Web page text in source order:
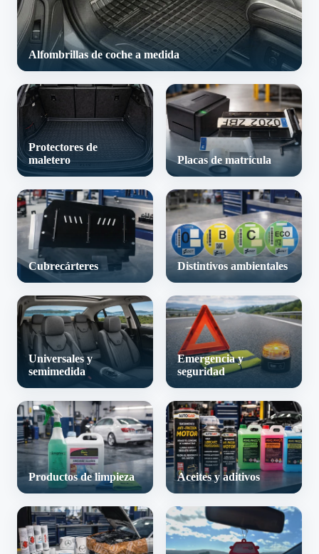
Alfombrillas de coche a medida
Protectores de
maletero
Placas de matrícula
Cubrecárteres Distintivos ambientales
Universales y
semimedida
Emergencia y
seguridad
Productos de limpieza Aceites y aditivos